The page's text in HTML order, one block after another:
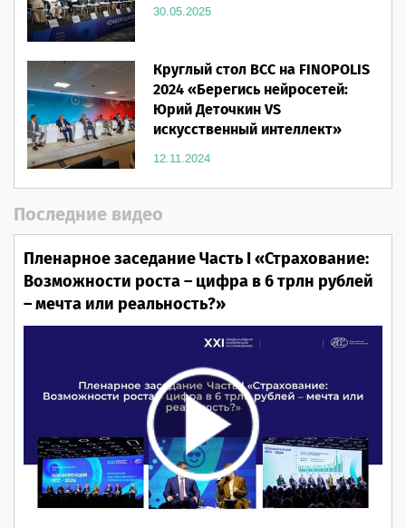
30.05.2025
Круглый стол ВСС на FINOPOLIS
2024 «Берегись нейросетей:
Юрий Деточкин VS
искусственный интеллект»
12.11.2024
Последние видео
Пленарное заседание Часть I «Страхование:
Возможности роста – цифра в 6 трлн рублей
– мечта или реальность?»